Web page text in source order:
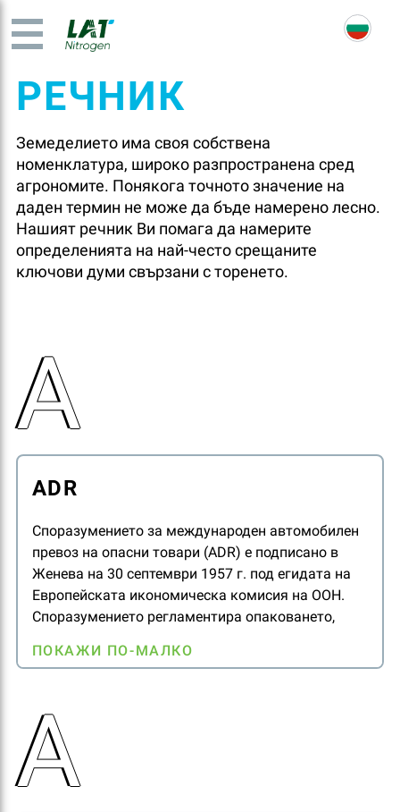
РЕЧНИК
Земеделието има своя собствена
номенклатура, широко разпространена сред
агрономите. Понякога точното значение на
даден термин не може да бъде намерено лесно.
Нашият речник Ви помага да намерите
определенията на най-често срещаните
ключови думи свързани с торенето.
A
ADR
Споразумението за международен автомобилен
превоз на опасни товари (ADR) е подписано в
Женева на 30 септември 1957 г. под егидата на
Европейската икономическа комисия на ООН.
Споразумението регламентира опаковането,
транспортиране на опасни товари.
ПОКАЖИ ПО-МАЛКО
А